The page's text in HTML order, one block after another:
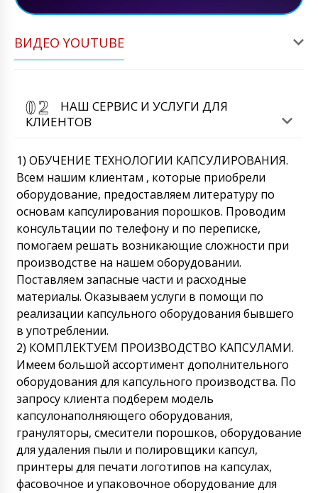
ВИДЕО YOUTUBE
НАШ СЕРВИС И УСЛУГИ ДЛЯ
КЛИЕНТОВ
1) ОБУЧЕНИЕ ТЕХНОЛОГИИ КАПСУЛИРОВАНИЯ.
Всем нашим клиентам , которые приобрели
оборудование, предоставляем литературу по
основам капсулирования порошков. Проводим
консультации по телефону и по переписке,
помогаем решать возникающие сложности при
производстве на нашем оборудовании.
Поставляем запасные части и расходные
материалы. Оказываем услуги в помощи по
реализации капсульного оборудования бывшего
в употреблении.
2) КОМПЛЕКТУЕМ ПРОИЗВОДСТВО КАПСУЛАМИ.
Имеем большой ассортимент дополнительного
оборудования для капсульного производства. По
запросу клиента подберем модель
капсулонаполняющего оборудования,
грануляторы, смесители порошков, оборудование
для удаления пыли и полировщики капсул,
принтеры для печати логотипов на капсулах,
фасовочное и упаковочное оборудование для